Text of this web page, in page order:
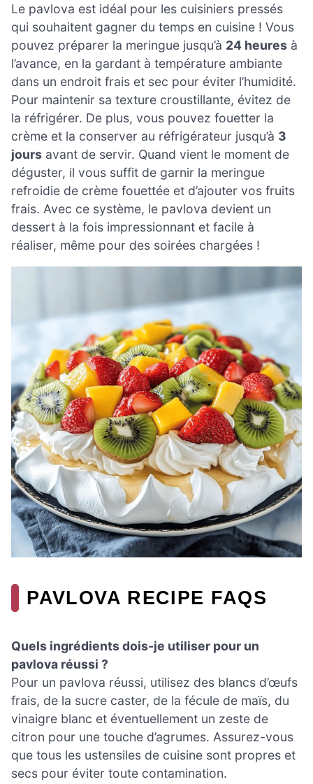
Le pavlova est idéal pour les cuisiniers pressés
qui souhaitent gagner du temps en cuisine ! Vous
pouvez préparer la meringue jusqu’à 24 heures à
l’avance, en la gardant à température ambiante
dans un endroit frais et sec pour éviter l’humidité.
Pour maintenir sa texture croustillante, évitez de
la réfrigérer. De plus, vous pouvez fouetter la
crème et la conserver au réfrigérateur jusqu’à 3
jours avant de servir. Quand vient le moment de
déguster, il vous suffit de garnir la meringue
refroidie de crème fouettée et d’ajouter vos fruits
frais. Avec ce système, le pavlova devient un
dessert à la fois impressionnant et facile à
réaliser, même pour des soirées chargées !
PAVLOVA RECIPE FAQS
Quels ingrédients dois-je utiliser pour un
pavlova réussi ?
Pour un pavlova réussi, utilisez des blancs d’œufs
frais, de la sucre caster, de la fécule de maïs, du
vinaigre blanc et éventuellement un zeste de
citron pour une touche d’agrumes. Assurez-vous
que tous les ustensiles de cuisine sont propres et
secs pour éviter toute contamination.